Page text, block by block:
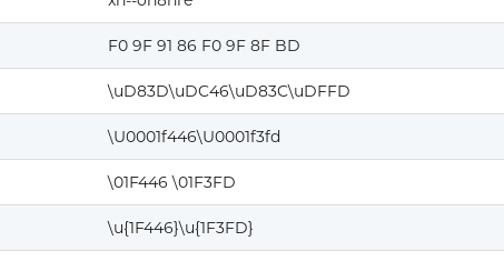
F0 9F 91 86 F0 9F 8F BD
\uD83D\uDC46\uD83C\uDFFD
\U0001f446\U0001f3fd
\01F446 \01F3FD
\u{1F446}\u{1F3FD}